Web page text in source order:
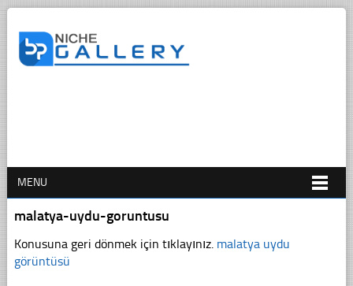
MENU
malatya-uydu-goruntusu
Konusuna geri dönmek için tıklayınız. malatya uydu
görüntüsü